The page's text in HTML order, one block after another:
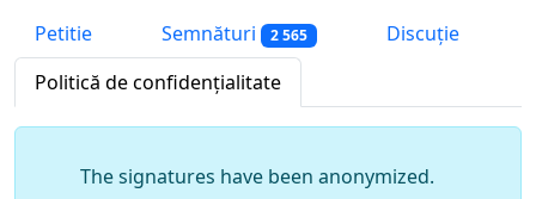
Petitie Semnături 2 565
Discuție
Politică de confidențialitate
The signatures have been anonymized.